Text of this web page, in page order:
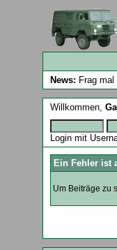
News: Frag
Willkommen,
Login mit
Ein Fehler ist
Um Beiträge zu